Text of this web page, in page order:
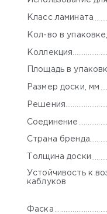
Класс ламината
Кол-во в
Коллекция
Площадь в
Размер доски, мм
Решения
Соединение
Страна бренда
Толщина доски
Устойчивость к
каблуков
Фаска